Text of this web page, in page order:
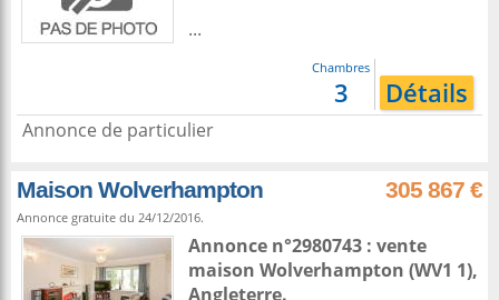
...
Chambres
3 Détails
Annonce de particulier
Maison Wolverhampton 305 867 €
Annonce gratuite du 24/12/2016.
Annonce n°2980743 : vente
maison Wolverhampton (WV1 1),
Angleterre.